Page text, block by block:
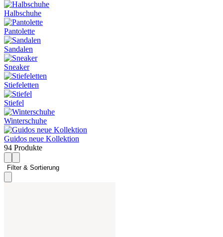
Halbschuhe
Pantolette
Sandalen
Sneaker
Stiefeletten
Stiefel
Winterschuhe
Guidos neue Kollektion
94 Produkte